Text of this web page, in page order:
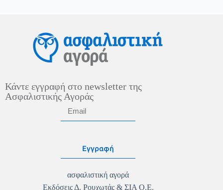
Κάντε εγγραφή στο newsletter της
Ασφαλιστικής Αγοράς
Εγγραφή
ασφαλιστική αγορά
Εκδόσεις Δ. Ρουχωτάς & ΣΙΑ Ο.Ε.